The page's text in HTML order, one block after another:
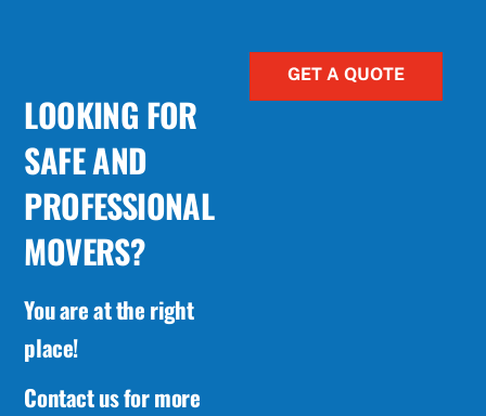
LOOKING FOR
SAFE AND
PROFESSIONAL
MOVERS?
You are at the right
place!
Contact us for more
GET A QUOTE